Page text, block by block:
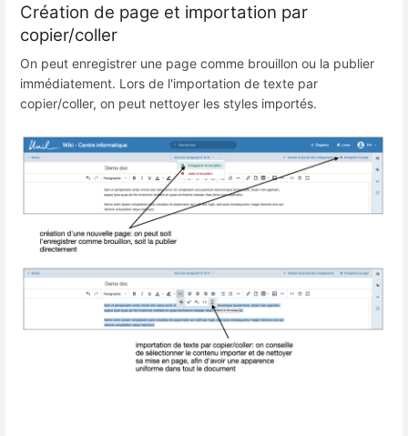
Création de page et importation par
copier/coller
On peut enregistrer une page comme brouillon ou la publier
immédiatement. Lors de l'importation de texte par
copier/coller, on peut nettoyer les styles importés.